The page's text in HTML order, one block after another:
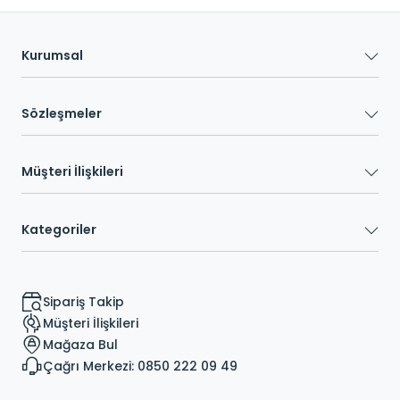
Kurumsal
Sözleşmeler
Müşteri İlişkileri
Kategoriler
Sipariş Takip
Müşteri İlişkileri
Mağaza Bul
Çağrı Merkezi: 0850 222 09 49